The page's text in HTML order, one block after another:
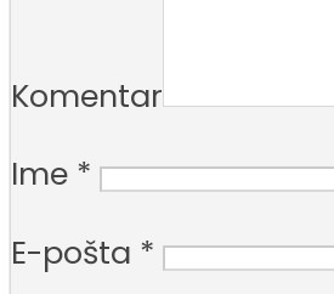
Komentar
Ime *
E-pošta *